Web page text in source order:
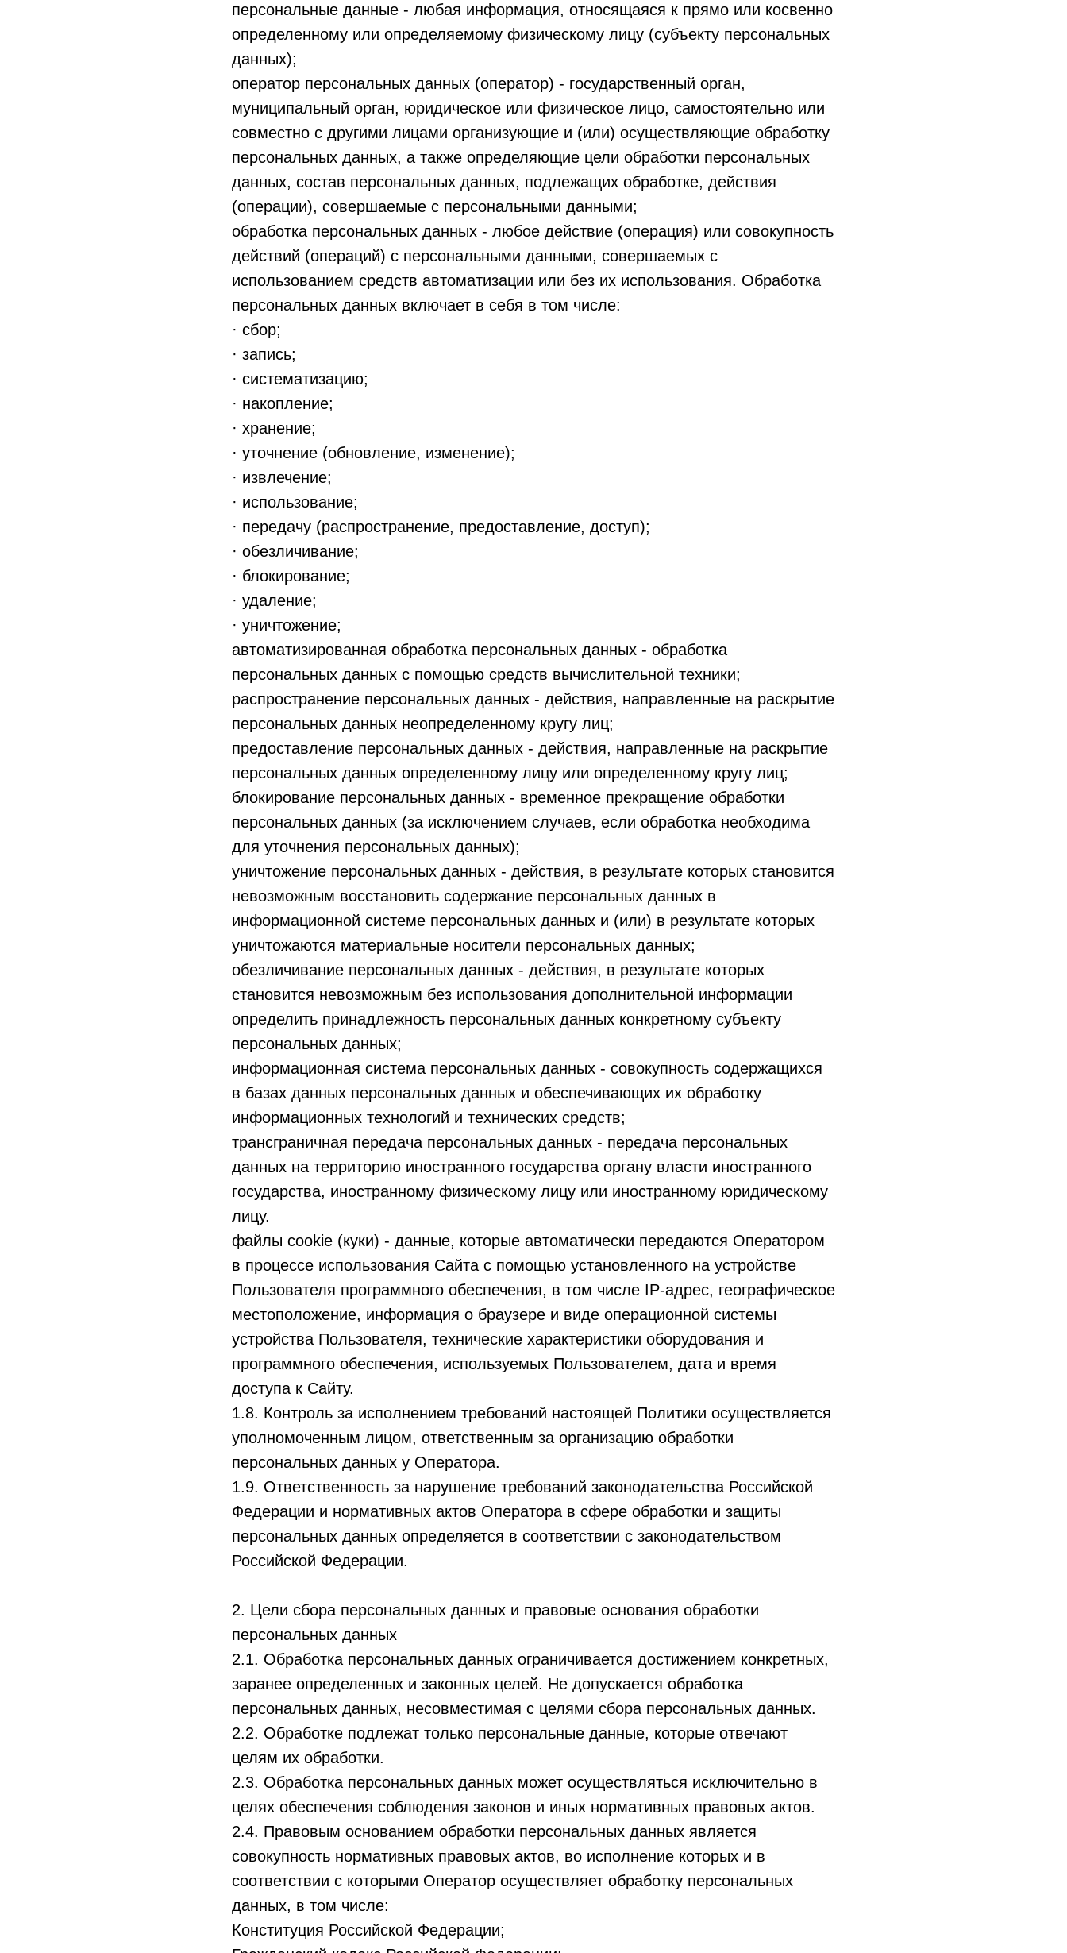
персональные данные - любая информация, относящаяся к прямо или косвенно
определенному или определяемому физическому лицу (субъекту персональных
данных);
оператор персональных данных (оператор) - государственный орган,
муниципальный орган, юридическое или физическое лицо, самостоятельно или
совместно с другими лицами организующие и (или) осуществляющие обработку
персональных данных, а также определяющие цели обработки персональных
данных, состав персональных данных, подлежащих обработке, действия
(операции), совершаемые с персональными данными;
обработка персональных данных - любое действие (операция) или совокупность
действий (операций) с персональными данными, совершаемых с
использованием средств автоматизации или без их использования. Обработка
персональных данных включает в себя в том числе:
· сбор;
· запись;
· систематизацию;
· накопление;
· хранение;
· уточнение (обновление, изменение);
· извлечение;
· использование;
· передачу (распространение, предоставление, доступ);
· обезличивание;
· блокирование;
· удаление;
· уничтожение;
автоматизированная обработка персональных данных - обработка
персональных данных с помощью средств вычислительной техники;
распространение персональных данных - действия, направленные на раскрытие
персональных данных неопределенному кругу лиц;
предоставление персональных данных - действия, направленные на раскрытие
персональных данных определенному лицу или определенному кругу лиц;
блокирование персональных данных - временное прекращение обработки
персональных данных (за исключением случаев, если обработка необходима
для уточнения персональных данных);
уничтожение персональных данных - действия, в результате которых становится
невозможным восстановить содержание персональных данных в
информационной системе персональных данных и (или) в результате которых
уничтожаются материальные носители персональных данных;
обезличивание персональных данных - действия, в результате которых
становится невозможным без использования дополнительной информации
определить принадлежность персональных данных конкретному субъекту
персональных данных;
информационная система персональных данных - совокупность содержащихся
в базах данных персональных данных и обеспечивающих их обработку
информационных технологий и технических средств;
трансграничная передача персональных данных - передача персональных
данных на территорию иностранного государства органу власти иностранного
государства, иностранному физическому лицу или иностранному юридическому
лицу.
файлы cookie (куки) - данные, которые автоматически передаются Оператором
в процессе использования Сайта с помощью установленного на устройстве
Пользователя программного обеспечения, в том числе IP-адрес, географическое
местоположение, информация о браузере и виде операционной системы
устройства Пользователя, технические характеристики оборудования и
программного обеспечения, используемых Пользователем, дата и время
доступа к Сайту.
1.8. Контроль за исполнением требований настоящей Политики осуществляется
уполномоченным лицом, ответственным за организацию обработки
персональных данных у Оператора.
1.9. Ответственность за нарушение требований законодательства Российской
Федерации и нормативных актов Оператора в сфере обработки и защиты
персональных данных определяется в соответствии с законодательством
Российской Федерации.
2. Цели сбора персональных данных и правовые основания обработки
персональных данных
2.1. Обработка персональных данных ограничивается достижением конкретных,
заранее определенных и законных целей. Не допускается обработка
персональных данных, несовместимая с целями сбора персональных данных.
2.2. Обработке подлежат только персональные данные, которые отвечают
целям их обработки.
2.3. Обработка персональных данных может осуществляться исключительно в
целях обеспечения соблюдения законов и иных нормативных правовых актов.
2.4. Правовым основанием обработки персональных данных является
совокупность нормативных правовых актов, во исполнение которых и в
соответствии с которыми Оператор осуществляет обработку персональных
данных, в том числе:
Конституция Российской Федерации;